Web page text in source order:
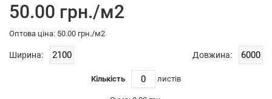
50.00 грн./м2
Оптова цiна: 50.00 грн./м2
Ширина: Довжина:
Кількість листiв